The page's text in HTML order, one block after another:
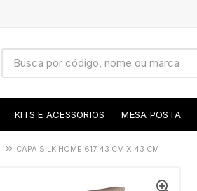
KITS E ACESSORIOS MESA POSTA
CAPA SILK HOME 617 43 CM X 43 CM